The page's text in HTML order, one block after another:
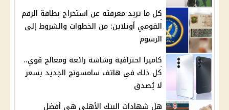
كل ما تريد معرفته عن استخراج بطاقة الرقم
القومي أونلاين: من الخطوات والشروط إلى
الرسوم
كاميرا احترافية وشاشة رائعة ومعالج قوي..
كل ذلك في هاتف سامسونج الجديد بسعر
لا يُصدق
هل شهادات البنك الأهلي هي أفضل